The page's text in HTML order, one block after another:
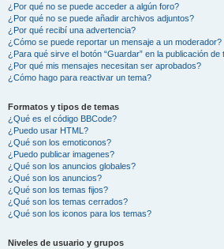
¿Por qué no se puede acceder a algún foro?
¿Por qué no se puede añadir archivos adjuntos?
¿Por qué recibí una advertencia?
¿Cómo se puede reportar un mensaje a un moderador?
¿Para qué sirve el botón “Guardar” en la publicación de
¿Por qué mis mensajes necesitan ser aprobados?
¿Cómo hago para reactivar un tema?
Formatos y tipos de temas
¿Qué es el código BBCode?
¿Puedo usar HTML?
¿Qué son los emoticonos?
¿Puedo publicar imagenes?
¿Qué son los anuncios globales?
¿Qué son los anuncios?
¿Qué son los temas fijos?
¿Qué son los temas cerrados?
¿Qué son los iconos para los temas?
Niveles de usuario y grupos